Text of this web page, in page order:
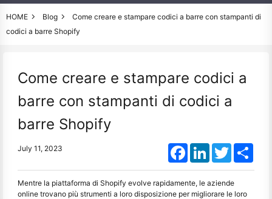
HOME Blog
Come creare e stampare codici a barre con stampanti di
codici a barre Shopify
Come creare e stampare codici a
barre con stampanti di codici a
barre Shopify
July 11, 2023 FacebookLinkedInTwitter
Mentre la piattaforma di Shopify evolve rapidamente, le aziende
online trovano più strumenti a loro disposizione per migliorare le loro